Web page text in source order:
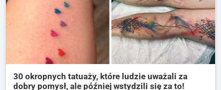
30 okropnych tatuaży, które ludzie uważali za
dobry pomysł, ale później wstydzili się za to!